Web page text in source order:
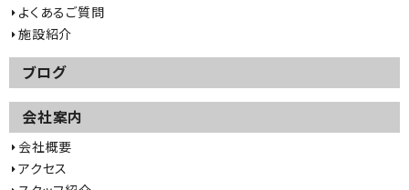
よくあるご質問
施設紹介
ブログ
会社案内
会社概要
アクセス